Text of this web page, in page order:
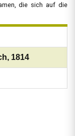
die sich auf die
1814